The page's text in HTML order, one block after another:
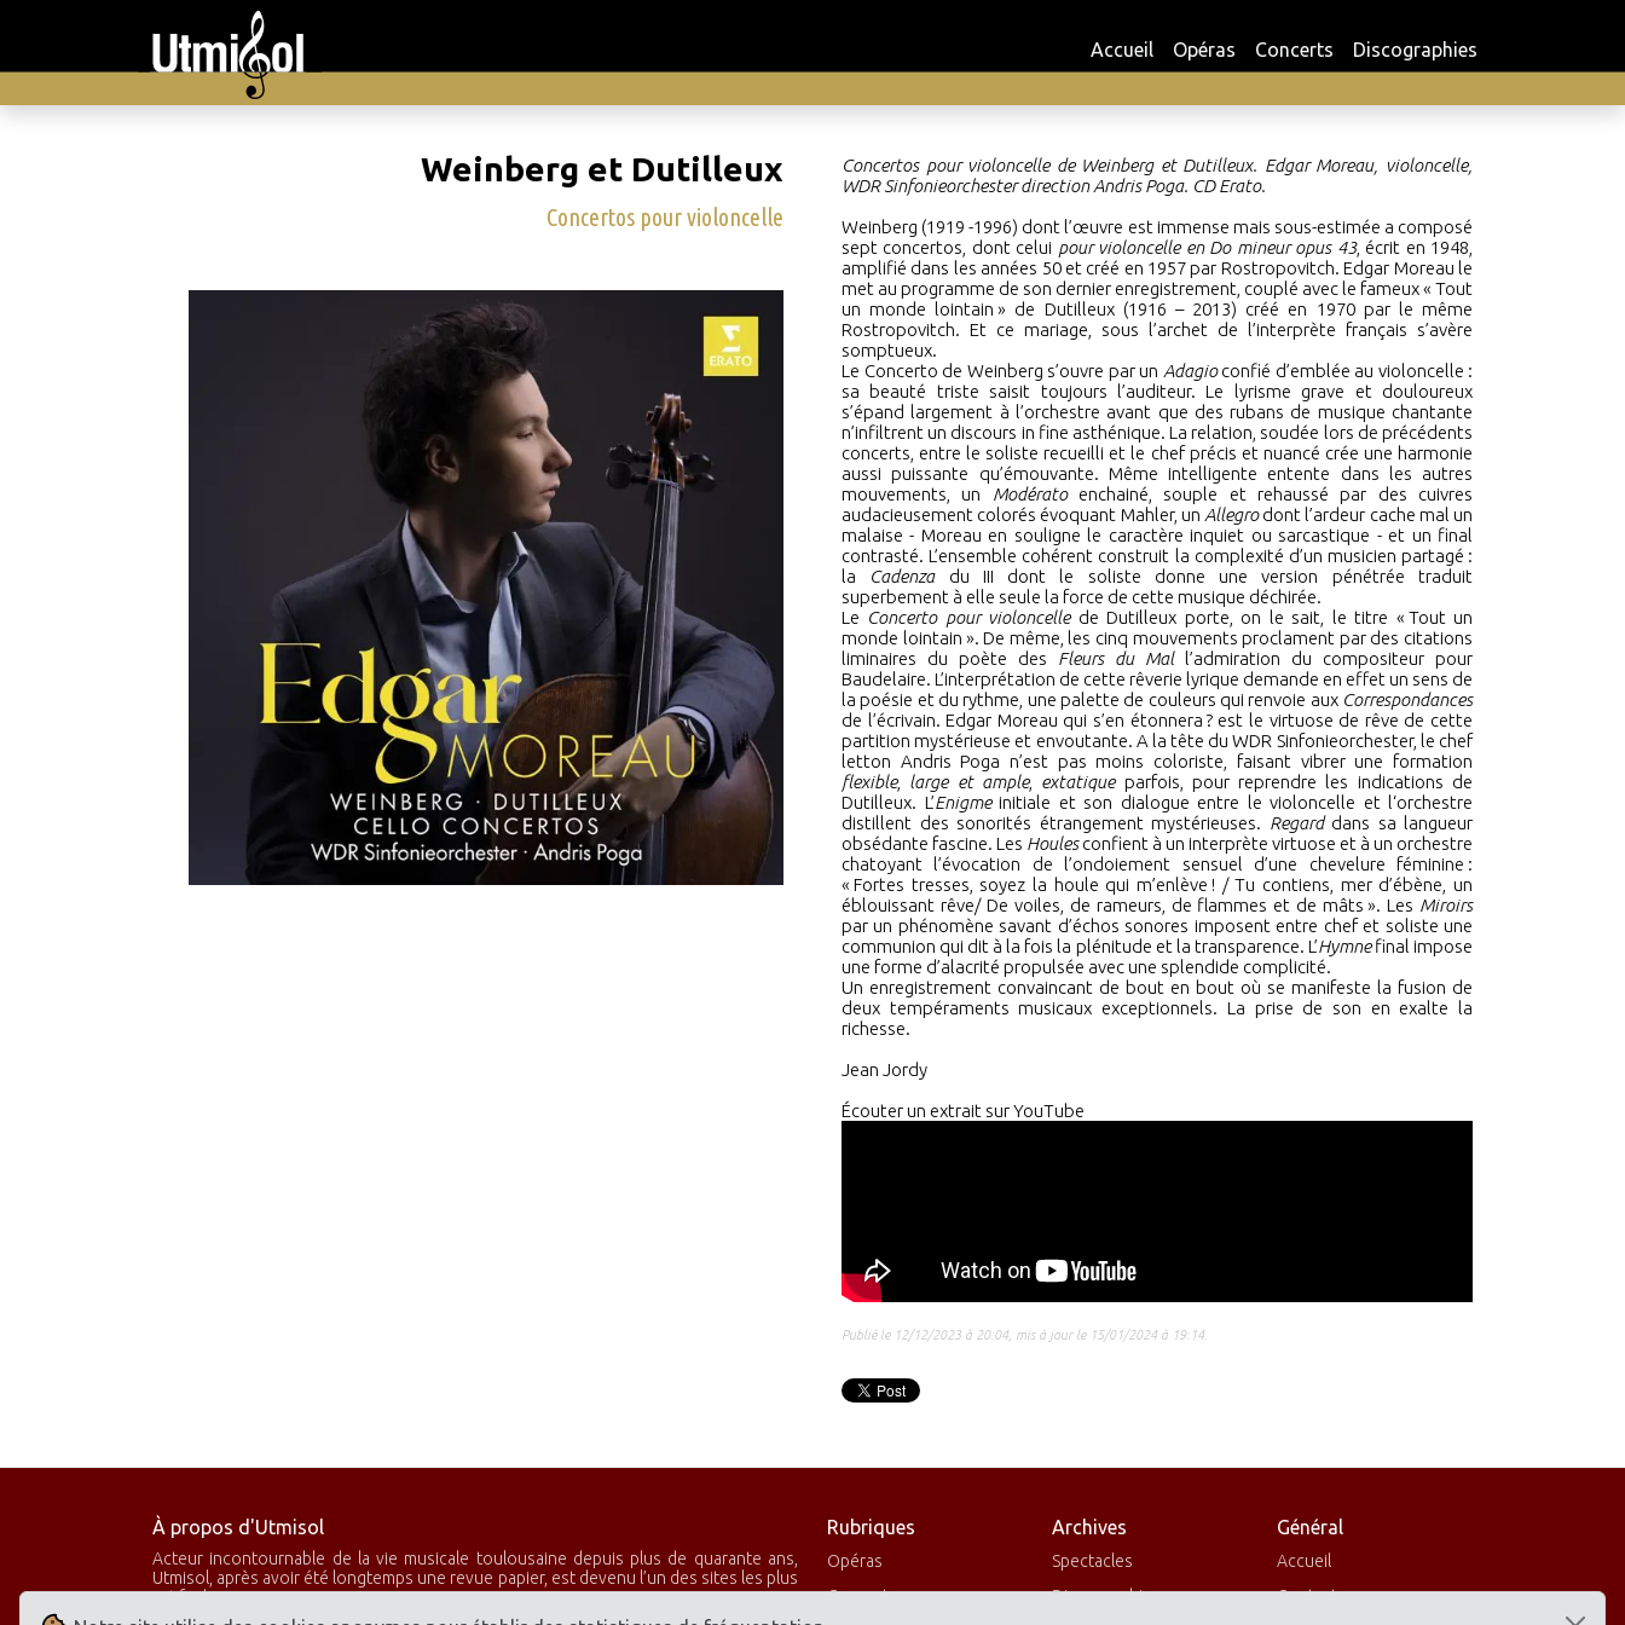
Accueil Opéras Concerts Discographies
Weinberg et Dutilleux
Concertos pour violoncelle
Concertos pour violoncelle de Weinberg et Dutilleux. Edgar Moreau, violoncelle,
WDR Sinfonieorchester direction Andris Poga. CD Erato.
Weinberg (1919 -1996) dont l’œuvre est immense mais sous-estimée a composé
sept concertos, dont celui pour violoncelle en Do mineur opus 43, écrit en 1948,
amplifié dans les années 50 et créé en 1957 par Rostropovitch. Edgar Moreau le
met au programme de son dernier enregistrement, couplé avec le fameux« Tout
un monde lointain » de Dutilleux (1916 – 2013) créé en 1970 par le même
Rostropovitch. Et ce mariage, sous l’archet de l’interprète français s’avère
somptueux.
Le Concerto de Weinberg s’ouvre par un Adagioconfié d’emblée au violoncelle :
sa beauté triste saisit toujours l’auditeur. Le lyrisme grave et douloureux
s’épand largement à l’orchestre avant que des rubans de musique chantante
n’infiltrent un discours in fine asthénique. La relation, soudée lors de précédents
concerts, entre le soliste recueilli et le chef précis et nuancé crée une harmonie
aussi puissante qu’émouvante. Même intelligente entente dans les autres
mouvements, un Modérato enchainé, souple et rehaussé par des cuivres
audacieusement colorés évoquant Mahler, un Allegrodont l’ardeur cache mal un
malaise - Moreau en souligne le caractère inquiet ou sarcastique - et un final
contrasté. L’ensemble cohérent construit la complexité d’un musicien partagé :
la
Cadenzadu III dont le soliste donne une version pénétrée traduit
superbement à elle seule la force de cette musique déchirée.
Le Concerto pour violoncellede Dutilleux porte, on le sait, le titre « Tout un
monde lointain ». De même, les cinq mouvements proclament par des citations
liminaires du poète des Fleurs du Mall’admiration du compositeur pour
Baudelaire. L’interprétation de cette rêverie lyrique demande en effet un sens de
la poésie et du rythme, une palette de couleurs qui renvoie aux Correspondances
de l’écrivain. Edgar Moreau qui s’en étonnera ?est le virtuose de rêve de cette
partition mystérieuse et envoutante. A la tête du WDR Sinfonieorchester, le chef
letton Andris Poga n’est pas moins coloriste, faisant vibrer une formation
flexible, large et ample, extatiqueparfois, pour reprendre les indications de
Dutilleux. L’Enigmeinitiale et son dialogue entre le violoncelle et l‘orchestre
distillent des sonorités étrangement mystérieuses. Regarddans sa langueur
obsédante fascine. Les Houlesconfient à un interprète virtuose et à un orchestre
chatoyant l’évocation de l’ondoiement sensuel d’une chevelure féminine :
« Fortes tresses, soyez la houle qui m’enlève ! / Tu contiens, mer d’ébène, un
éblouissant rêve/ De voiles, de rameurs, de flammes et de mâts ». Les Miroirs
par un phénomène savant d’échos sonores imposent entre chef et soliste une
communion qui dit à la fois la plénitude et la transparence. L’Hymnefinal impose
une forme d’alacrité propulsée avec une splendide complicité.
Un enregistrement convaincant de bout en bout où se manifeste la fusion de
deux tempéraments musicaux exceptionnels. La prise de son en exalte la
richesse.
Jean Jordy
Écouter un extrait sur YouTube
Publié le 12/12/2023 à 20:04, mis à jour le 15/01/2024 à 19:14.
À propos d'Utmisol
Acteur incontournable de la vie musicale toulousaine depuis plus de quarante ans,
Utmisol, après avoir été longtemps une revue papier, est devenu l’un des sites les plus
actifs de province.
Utmisol rend compte de l’actualité musicale classique en donnant bien sûr la priorité à
Rubriques
Opéras
Concerts
Archives
Spectacles
Discographies
Général
Accueil
Contactez-nous